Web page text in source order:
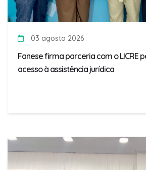
03 agosto 2026
Fanese firma parceria com o LICRE
acesso à assistência jurídica